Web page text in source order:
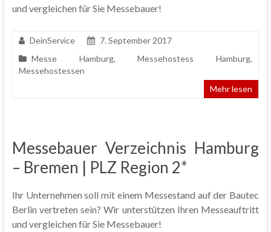
und vergleichen für Sie Messebauer!
DeinService
7. September 2017
Messe Hamburg,Messehostess Hamburg,
Messehostessen
Mehr lesen
Messebauer Verzeichnis Hamburg
– Bremen | PLZ Region 2*
Ihr Unternehmen soll mit einem Messestand auf der Bautec
Berlin vertreten sein? Wir unterstützen Ihren Messeauftritt
und vergleichen für Sie Messebauer!